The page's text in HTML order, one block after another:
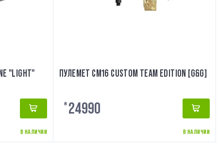
"LIGHT"
В НАЛИЧИИ
ПУЛЕМЕТ CM16 CUSTOM TEAM EDITION [G&G]
₴ 24990
В НАЛИЧИИ